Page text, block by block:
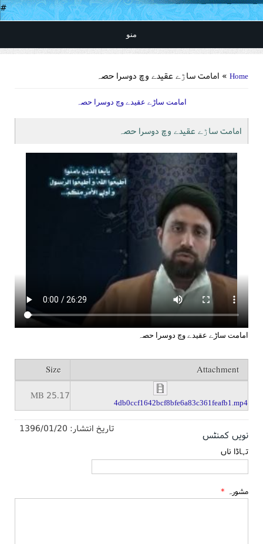
#
منو
Home » امامت ساڑے عقیدے وچ دوسرا حصہ
امامت ساڑے عقیدے وچ دوسرا حصہ
امامت ساڑے عقیدے وچ دوسرا حصہ
امامت ساڑے عقیدے وچ دوسرا حصہ
Attachment
Size
4db0ccf1642bcf8bfe6a83c361feafb1.mp4
25.17 MB
تاریخ انتشار: 1396/01/20 نویں کمنٹس
تہاڈا ناں
مشورہ *